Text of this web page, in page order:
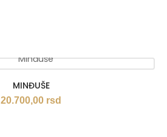
MINĐUŠE
20.700,00 rsd